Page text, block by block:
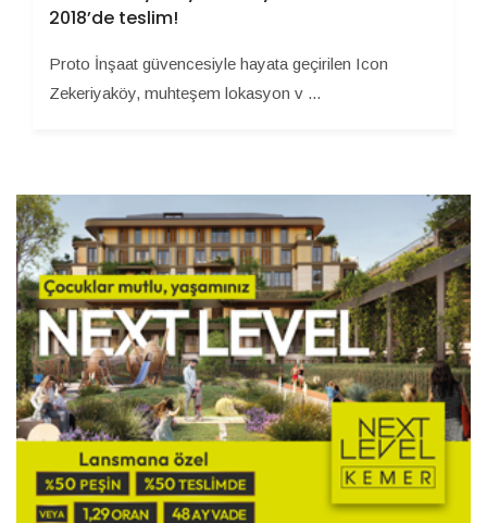
2018’de teslim!
Proto İnşaat güvencesiyle hayata geçirilen Icon
Zekeriyaköy, muhteşem lokasyon v ...